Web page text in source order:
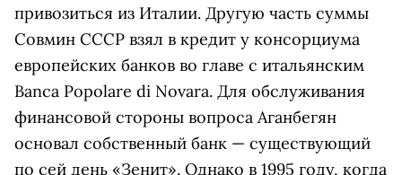
привозиться из Италии. Другую часть суммы
Совмин СССР взял в кредит у консорциума
европейских банков во главе с итальянским
Banca Popolare di Novara. Для обслуживания
финансовой стороны вопроса Аганбегян
основал собственный банк — существующий
по сей день «Зенит». Однако в 1995 году, когда